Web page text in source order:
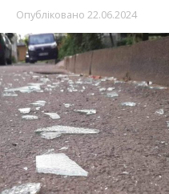
Опубліковано 22.06.2024